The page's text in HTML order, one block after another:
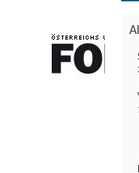
FONDS